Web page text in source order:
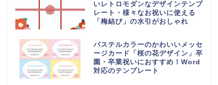
いレトロモダンなデザインテンプ
レート・様々なお祝いに使える
「梅結び」の水引がおしゃれ
パステルカラーのかわいいメッセ
ージカード「桜の花デザイン」卒
園・卒業祝いにおすすめ！Word
対応のテンプレート